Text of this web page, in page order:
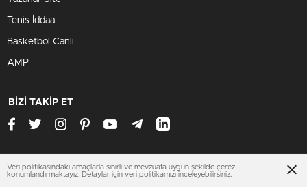
Tenis İddaa
Basketbol Canlı
AMP
BİZİ TAKİP ET
www.adanahaberleri.org
Veri politikasındaki amaçlarla sınırlı ve mevzuata uygun şekilde çerez
konumlandırmaktayız. Detaylar için veri politikamızı inceleyebilirsiniz.